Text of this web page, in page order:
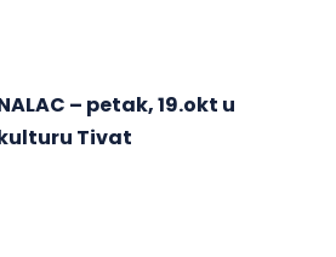
– petak, 19.okt u
Tivat